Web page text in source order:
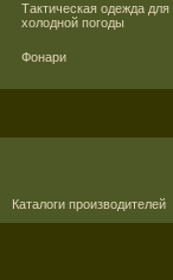
Тактическая одежда для
холодной погоды
Фонари
Каталоги производителей